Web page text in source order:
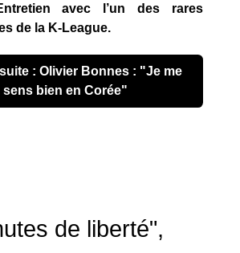
avec l’un des rares
de la K-League.
: Olivier Bonnes : "Je me
sens bien en Corée"
de liberté",